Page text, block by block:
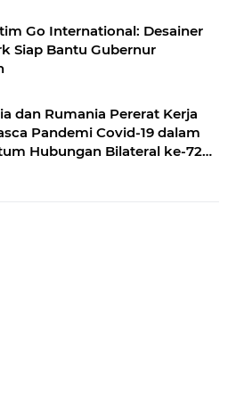
Go International: Desainer
dan Rumania Pererat Kerja
Pandemi Covid-19 dalam
Hubungan Bilateral ke-72